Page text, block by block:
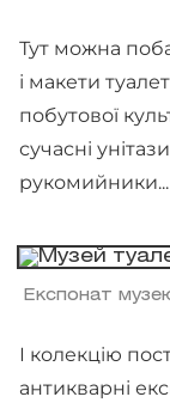
Тут можна
і макети
побутової
сучасні
рукомийники...
Експонат
І колекцію
антикварні